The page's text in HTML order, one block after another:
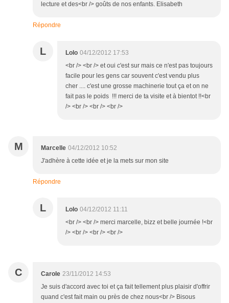
lecture et des<br /> goûts de nos enfants. Elisabeth
Répondre
L Lolo 04/12/2012 17:53
<br /> <br /> et oui c'est sur mais ce n'est pas toujours
facile pour les gens car souvent c'est vendu plus
cher .... c'est une grosse machinerie tout ça et on ne
fait pas le poids !!! merci de ta visite et à bientot !!<br
/> <br /> <br /> <br />
M Marcelle 04/12/2012 10:52
J'adhère à cette idée et je la mets sur mon site
Répondre
L Lolo 04/12/2012 11:11
<br /> <br /> merci marcelle, bizz et belle journée !<br
/> <br /> <br /> <br />
C Carole 23/11/2012 14:53
Je suis d'accord avec toi et ça fait tellement plus plaisir d'offrir
quand c'est fait main ou près de chez nous<br /> Bisous